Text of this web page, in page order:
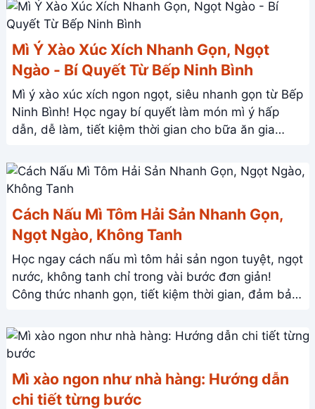
Mì Ý Xào Xúc Xích Nhanh Gọn, Ngọt
Ngào - Bí Quyết Từ Bếp Ninh Bình
Mì ý xào xúc xích ngon ngọt, siêu nhanh gọn từ Bếp
Ninh Bình! Học ngay bí quyết làm món mì ý hấp
dẫn, dễ làm, tiết kiệm thời gian cho bữa ăn gia
Cách Nấu Mì Tôm Hải Sản Nhanh Gọn,
Ngọt Ngào, Không Tanh
Học ngay cách nấu mì tôm hải sản ngon tuyệt, ngọt
nước, không tanh chỉ trong vài bước đơn giản!
Công thức nhanh gọn, tiết kiệm thời gian, đảm bảo
Mì xào ngon như nhà hàng: Hướng dẫn
chi tiết từng bước